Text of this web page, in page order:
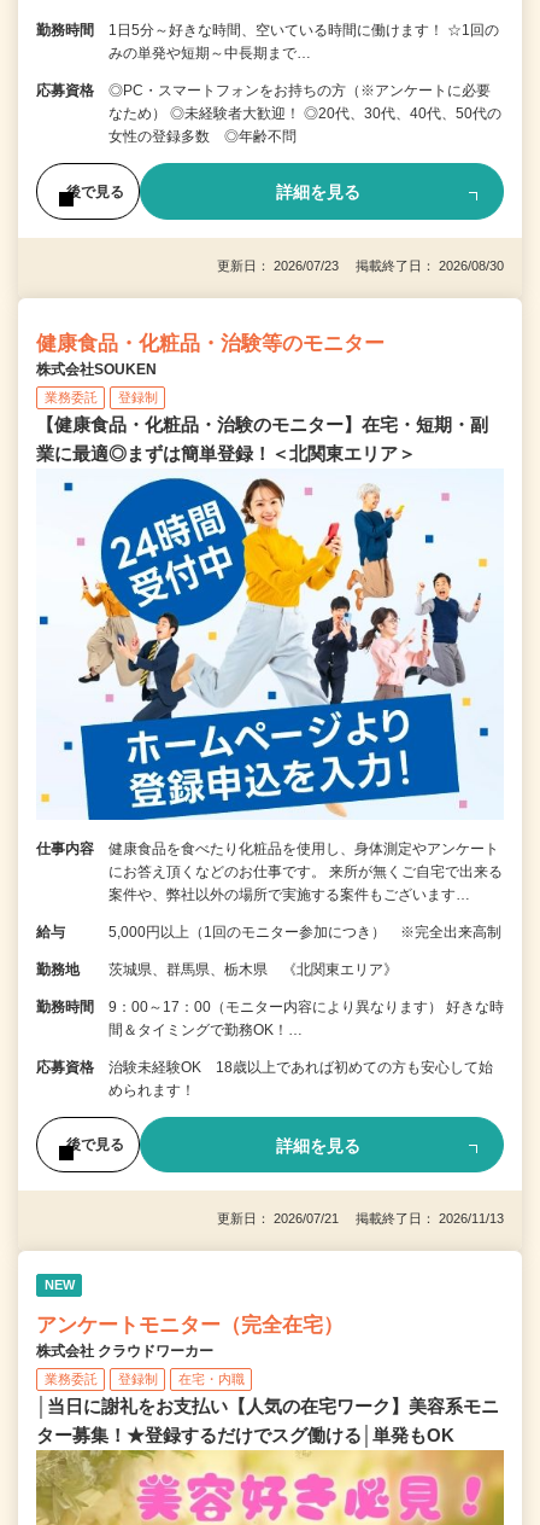
勤務時間
1日5分～好きな時間、空いている時間に働けます！ ☆1回の
みの単発や短期～中長期まで…
応募資格
◎PC・スマートフォンをお持ちの方（※アンケートに必要
なため） ◎未経験者大歓迎！ ◎20代、30代、40代、50代の
女性の登録多数 ◎年齢不問
後で見る 詳細を見る
更新日： 2026/07/23 掲載終了日： 2026/08/30
健康食品・化粧品・治験等のモニター
株式会社SOUKEN
業務委託 登録制
【健康食品・化粧品・治験のモニター】在宅・短期・副
業に最適◎まずは簡単登録！＜北関東エリア＞
仕事内容
健康食品を食べたり化粧品を使用し、身体測定やアンケート
にお答え頂くなどのお仕事です。 来所が無くご自宅で出来る
案件や、弊社以外の場所で実施する案件もございます…
給与 5,000円以上（1回のモニター参加につき） ※完全出来高制
勤務地 茨城県、群馬県、栃木県 《北関東エリア》
勤務時間
9：00～17：00（モニター内容により異なります） 好きな時
間＆タイミングで勤務OK！…
応募資格
治験未経験OK 18歳以上であれば初めての方も安心して始
められます！
後で見る 詳細を見る
更新日： 2026/07/21 掲載終了日： 2026/11/13
NEW
アンケートモニター（完全在宅）
株式会社 クラウドワーカー
業務委託 登録制 在宅・内職
│当日に謝礼をお支払い【人気の在宅ワーク】美容系モニ
ター募集！★登録するだけでスグ働ける│単発もOK